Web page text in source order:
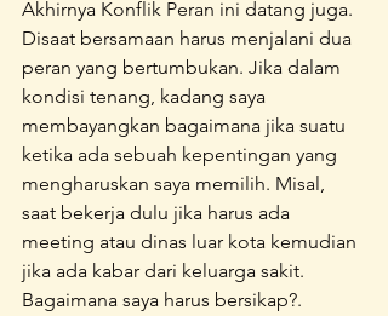
Akhirnya Konflik Peran ini datang juga.
Disaat bersamaan harus menjalani dua
peran yang bertumbukan. Jika dalam
kondisi tenang, kadang saya
membayangkan bagaimana jika suatu
ketika ada sebuah kepentingan yang
mengharuskan saya memilih. Misal,
saat bekerja dulu jika harus ada
meeting atau dinas luar kota kemudian
jika ada kabar dari keluarga sakit.
Bagaimana saya harus bersikap?.